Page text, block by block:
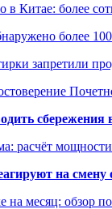
в Китае: более
более
запретили
расчёт
на смену
на месяц: обзор